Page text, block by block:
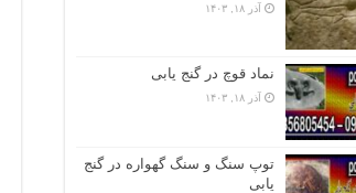
آذر ۱۸, ۱۴۰۳
نماد قوچ در گنج یابی
آذر ۱۸, ۱۴۰۳
توپ سنگ و سنگ گهواره در گنج
یابی